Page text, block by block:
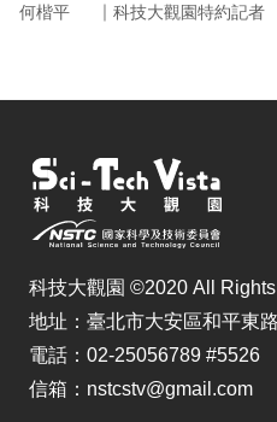
何楷平 ｜ 科技大觀園特約記者
科技大觀園 ©2020 All
地址：臺北市大安區和平東
電話：02-25056789 #5526
信箱：nstcstv@gmail.com